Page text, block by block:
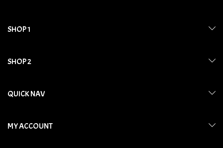
SHOP 1
SHOP 2
QUICK NAV
MY ACCOUNT